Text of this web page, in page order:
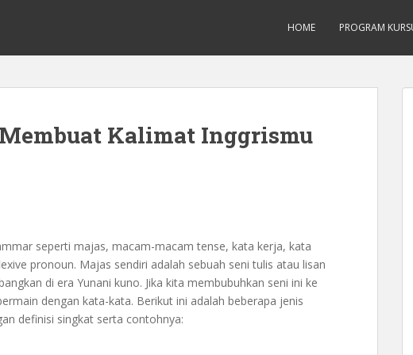
Inggis dari Dasar Untuk Pemula Mataram
HOME PROGRAM
Kalimat Inggrismu
seperti majas, macam-macam tense, kata kerja, kata
pronoun. Majas sendiri adalah sebuah seni tulis atau lisan
di era Yunani kuno. Jika kita membubuhkan seni ini ke
dengan kata-kata. Berikut ini adalah beberapa jenis
definisi singkat serta contohnya: